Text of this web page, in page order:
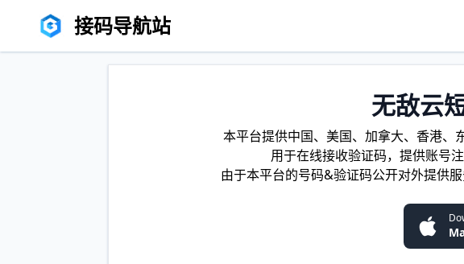
接码导航站
无敌云
本平台提供中国、美国、加拿大、香港、
用于在线接收验证码，提供账号
由于本平台的号码&验证码公开对外提供